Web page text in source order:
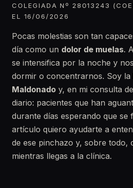
COLEGIADA Nº 28013243
EL 16/06/2026
Pocas molestias son tan
día como un dolor de muelas.
se intensifica por la noche y
dormir o concentrarnos. Soy la
Maldonado y, en mi consulta
diario: pacientes que han
durante días esperando que se
artículo quiero ayudarte a
de ese pinchazo y, sobre todo,
mientras llegas a la clínica.